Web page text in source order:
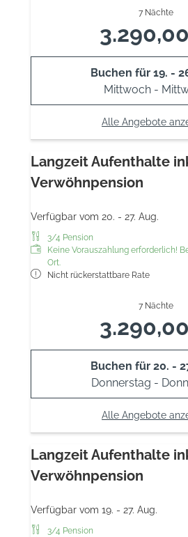
7 Nächte
Buchen für 19. -
Mittwoch -
Alle Angebote
Langzeit Aufenthalte
Verwöhnpension
Verfügbar vom 20. - 27. Aug.
3/4 Pension
Keine Vorauszahlung erforderlich!
Ort.
Nicht rückerstattbare Rate
7 Nächte
Buchen für 20. -
Donnerstag -
Alle Angebote
Langzeit Aufenthalte
Verwöhnpension
Verfügbar vom 19. - 27. Aug.
3/4 Pension